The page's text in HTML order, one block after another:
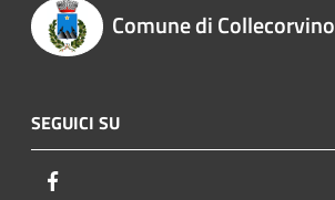
Comune di Collecorvino
SEGUICI SU